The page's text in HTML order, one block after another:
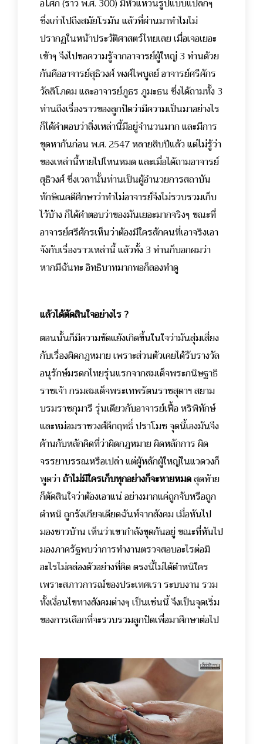
อโศก (ราว พ.ศ. 300) มีหัวแหวนรูปแบบแปลกๆ
ซึ่งเก่าไปถึงสมัยโรมัน แล้วที่ผ่านมาทำไมไม่
ปรากฏในหน้าประวัติศาสตร์ไทยเลย เมื่อเจอเยอะ
เข้าๆ จึงไปขอความรู้จากอาจารย์ผู้ใหญ่ 3 ท่านด้วย
กันคืออาจารย์สุธิวงศ์ พงศ์ไพบูลย์ อาจารย์ศรีศักร
วัลลิโภดมและอาจารย์ภูธร ภูมะธนซึ่งได้ถามทั้ง 3
ท่านถึงเรื่องราวของลูกปัดว่ามีความเป็นมาอย่างไร
ก็ได้คำตอบว่าสิ่งเหล่านี้มีอยู่จำนวนมาก และมีการ
ขุดหากันก่อน พ.ศ. 2547 หลายสิบปีแล้ว แต่ไม่รู้ว่า
ของเหล่านี้หายไปไหนหมด และเมื่อได้ถามอาจารย์
สุธิวงศ์ ซึ่งเวลานั้นท่านเป็นผู้อำนวยการสถาบัน
ทักษิณคดีศึกษาว่าทำไม่อาจารย์จึงไม่รวบรวมเก็บ
ไว้บ้าง ก็ได้คำตอบว่าของมันเยอะมากจริงๆ ขณะที่
อาจารย์ศรีศักรเห็นว่าต้องมีใครสักคนที่เอาจริงเอา
จังกับเรื่องราวเหล่านี้ แล้วทั้ง 3 ท่านก็บอกผมว่า
หากมีฉันทะ อิทธิบาทมากพอก็ลองทำดู
แล้วได้ตัดสินใจอย่างไร ?
ตอนนั้นก็มีความขัดแย้งเกิดขึ้นในใจว่ามันสุ่มเสี่ยง
กับเรื่องผิดกฎหมาย เพราะส่วนตัวเคยได้รับรางวัล
อนุรักษ์มรดกไทยรุ่นแรกจากสมเด็จพระกนิษฐาธิ
ราชเจ้า กรมสมเด็จพระเทพรัตนราชสุดาฯ สยาม
บรมราชกุมารี รุ่นเดียวกับอาจารย์เฟื้อ หริพิทักษ์
และหม่อมราชวงศ์คึกฤทธิ์ ปราโมช จุดนี้เองมันจึง
ค้านกับหลักคิดที่ว่าผิดกฎหมาย ผิดหลักการ ผิด
จรรยาบรรณหรือเปล่า แต่ผู้หลักผู้ใหญ่ในแวดวงก็
พูดว่าถ้าไม่มีใครเก็บทุกอย่างก็จะหายหมดสุดท้าย
ก็ตัดสินใจว่าต้องเอาแน่ อย่างมากแค่ถูกจับหรือถูก
ตำหนิ ถูกรังเกียจเดียดฉันท์จากสังคมเมื่อหันไป
มองชาวบ้าน เห็นว่าเขากำลังขุดกันอยู่ ขณะที่หันไป
มองภาครัฐพบว่าการทำงานตรวจสอบอะไรต่อมิ
อะไรไม่คล่องตัวอย่างที่คิด ตรงนี้ไม่ได้ตำหนิใคร
เพราะสภาวการณ์ของประเทศเรา ระบบงาน รวม
ทั้งเงื่อนไขทางสังคมต่างๆ เป็นเช่นนี้ จึงเป็นจุดเริ่ม
ของการเลือกที่จะรวบรวมลูกปัดเพื่อมาศึกษาต่อไป